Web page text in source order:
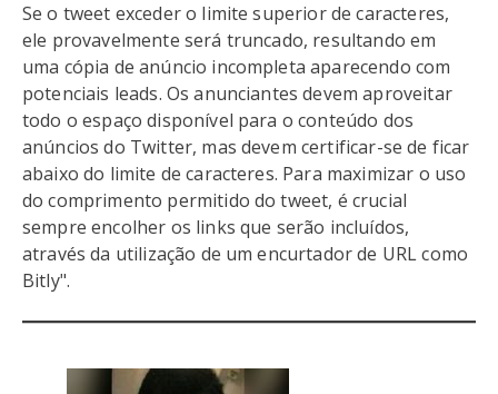
Se o tweet exceder o limite superior de caracteres,
ele provavelmente será truncado, resultando em
uma cópia de anúncio incompleta aparecendo com
potenciais leads. Os anunciantes devem aproveitar
todo o espaço disponível para o conteúdo dos
anúncios do Twitter, mas devem certificar-se de ficar
abaixo do limite de caracteres. Para maximizar o uso
do comprimento permitido do tweet, é crucial
sempre encolher os links que serão incluídos,
através da utilização de um encurtador de URL como
Bitly".